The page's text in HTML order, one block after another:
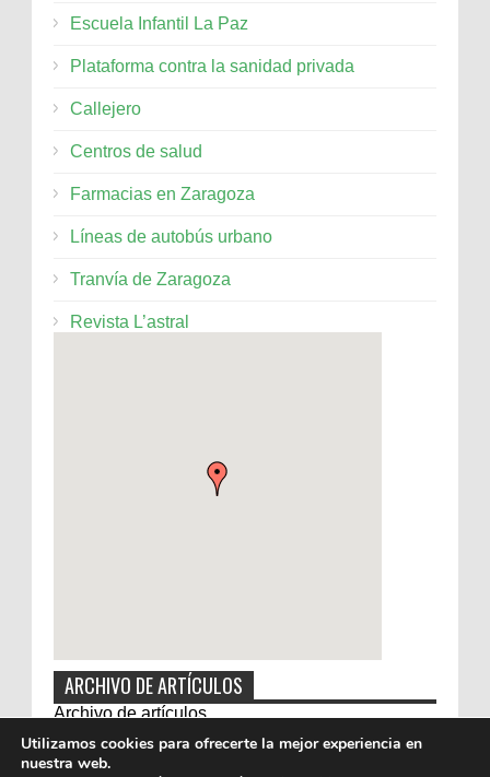
Escuela Infantil La Paz
Plataforma contra la sanidad privada
Callejero
Centros de salud
Farmacias en Zaragoza
Líneas de autobús urbano
Tranvía de Zaragoza
Revista L’astral
ARCHIVO DE ARTÍCULOS
Archivo de artículos
Utilizamos cookies para ofrecerte la mejor experiencia en
nuestra web.